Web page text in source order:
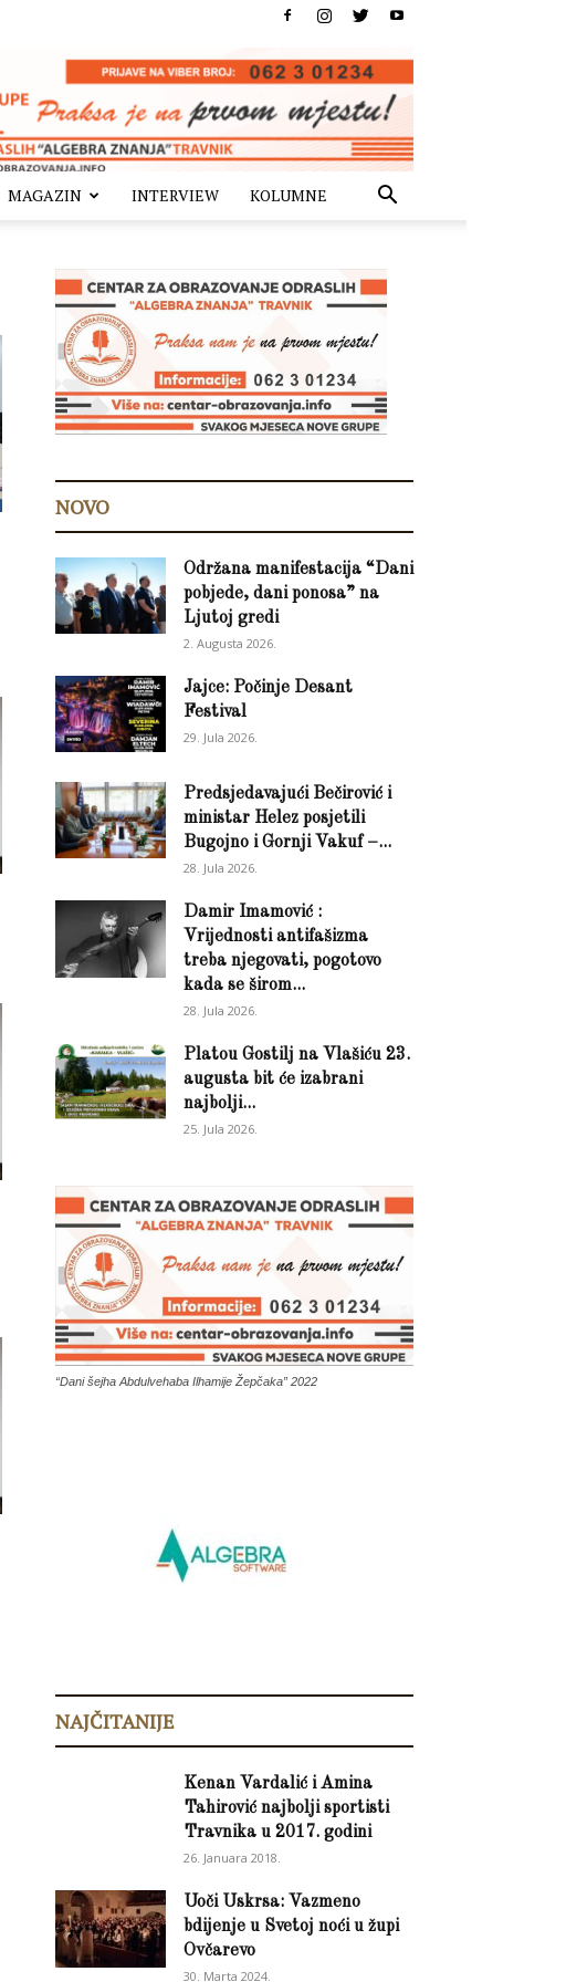
MAGAZIN INTERVIEW KOLUMNE
NOVO
Održana manifestacija “Dani
pobjede, dani ponosa” na
Ljutoj gredi
2. Augusta 2026.
Jajce: Počinje Desant
Festival
29. Jula 2026.
Predsjedavajući Bečirović i
ministar Helez posjetili
Bugojno i Gornji Vakuf –...
28. Jula 2026.
Damir Imamović :
Vrijednosti antifašizma
treba njegovati, pogotovo
kada se širom...
28. Jula 2026.
Platou Gostilj na Vlašiću 23.
augusta bit će izabrani
najbolji...
25. Jula 2026.
“Dani šejha Abdulvehaba Ilhamije Žepčaka” 2022
NAJČITANIJE
Kenan Vardalić i Amina
Tahirović najbolji sportisti
Travnika u 2017. godini
26. Januara 2018.
Uoči Uskrsa: Vazmeno
bdijenje u Svetoj noći u župi
Ovčarevo
30. Marta 2024.